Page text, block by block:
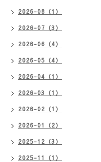
2026-08（1）
2026-07（3）
2026-06（4）
2026-05（4）
2026-04（1）
2026-03（1）
2026-02（1）
2026-01（2）
2025-12（3）
2025-11（1）